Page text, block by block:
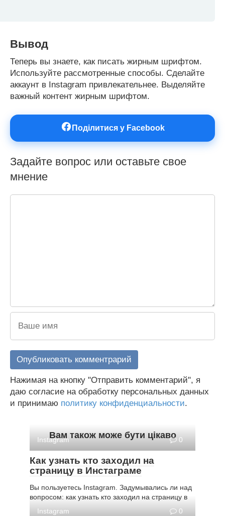
Вывод
Теперь вы знаете, как писать жирным шрифтом.
Используйте рассмотренные способы. Сделайте
аккаунт в Instagram привлекательнее. Выделяйте
важный контент жирным шрифтом.
Поділитися у Facebook
Задайте вопрос или оставьте свое
мнение
Нажимая на кнопку "Отправить комментарий", я
даю согласие на обработку персональных данных
и принимаю политику конфиденциальности.
Вам також може бути цікаво
Instagram 0
Как узнать кто заходил на
страницу в Инстаграме
Вы пользуетесь Instagram. Задумывались ли над
вопросом: как узнать кто заходил на страницу в
Instagram
0